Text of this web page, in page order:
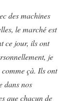
des machines
le marché est
ce jour, ils ont
je
çà. Ils ont
dans nos
que chacun de